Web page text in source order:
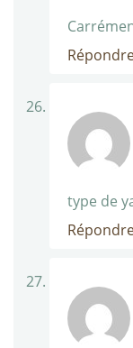
type de